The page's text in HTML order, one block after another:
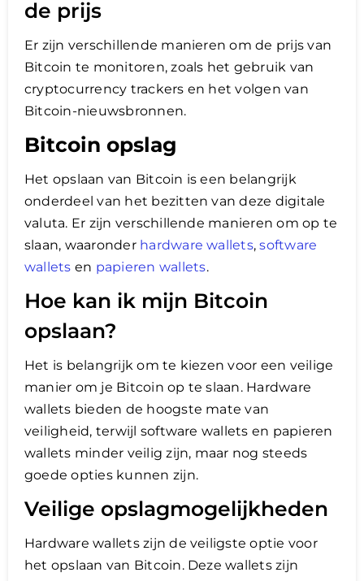
de prijs
Er zijn verschillende manieren om de prijs van
Bitcoin te monitoren, zoals het gebruik van
cryptocurrency trackers en het volgen van
Bitcoin-nieuwsbronnen.
Bitcoin opslag
Het opslaan van Bitcoin is een belangrijk
onderdeel van het bezitten van deze digitale
valuta. Er zijn verschillende manieren om op te
slaan, waaronder hardware wallets,software
wallets en papieren wallets.
Hoe kan ik mijn Bitcoin
opslaan?
Het is belangrijk om te kiezen voor een veilige
manier om je Bitcoin op te slaan. Hardware
wallets bieden de hoogste mate van
veiligheid, terwijl software wallets en papieren
wallets minder veilig zijn, maar nog steeds
goede opties kunnen zijn.
Veilige opslagmogelijkheden
Hardware wallets zijn de veiligste optie voor
het opslaan van Bitcoin. Deze wallets zijn